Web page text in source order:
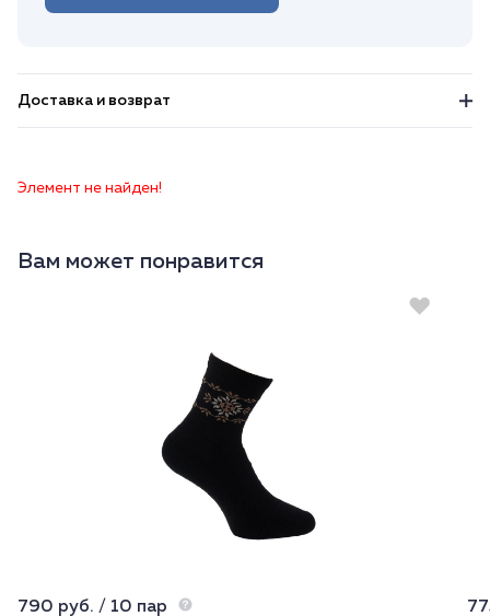
Доставка и возврат
Элемент не найден!
Вам может понравится
790 руб. / 10 пар